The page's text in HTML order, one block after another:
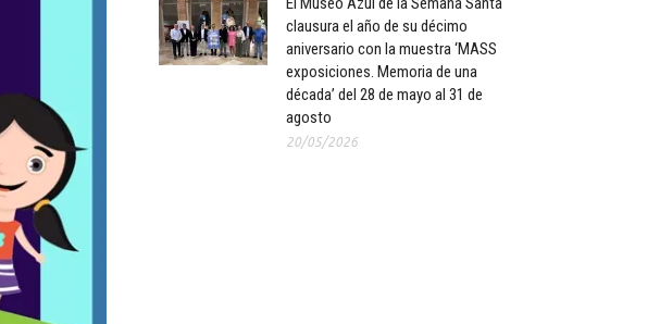
clausura el año de su décimo
aniversario con la muestra ‘MASS
exposiciones. Memoria de una
década’ del 28 de mayo al 31 de
agosto
20/05/2026